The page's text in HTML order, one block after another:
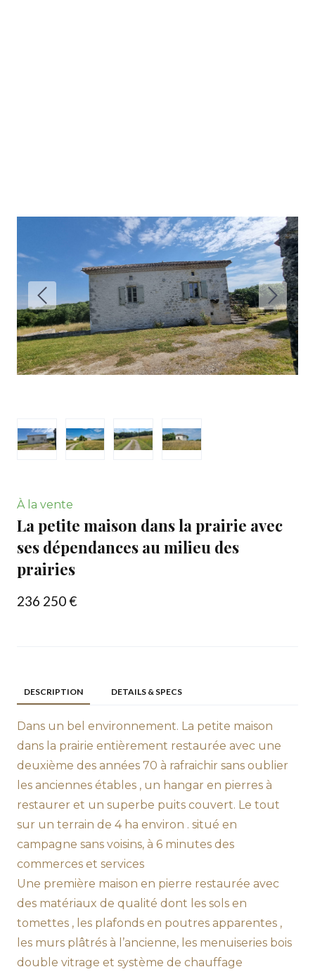
À la vente
La petite maison dans la prairie avec
ses dépendances au milieu des
prairies
236 250 €
DESCRIPTION DETAILS & SPECS
Dans un bel environnement. La petite maison
dans la prairie entièrement restaurée avec une
deuxième des années 70 à rafraichir sans oublier
les anciennes étables , un hangar en pierres à
restaurer et un superbe puits couvert. Le tout
sur un terrain de 4 ha environ . situé en
campagne sans voisins, à 6 minutes des
commerces et services
Une première maison en pierre restaurée avec
des matériaux de qualité dont les sols en
tomettes , les plafonds en poutres apparentes ,
les murs plâtrés à l’ancienne, les menuiseries bois
double vitrage et système de chauffage